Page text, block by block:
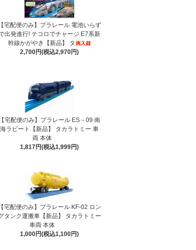
【宅配便のみ】プラレール 電池いらず
出発進行! テコロでチャージ E7系新
幹線かがやき【新品】 タ
2,700円(税込2,970円)
【宅配便のみ】プラレール ES－09 南
海ラピート【新品】 タカラトミー 車
両 本体
1,817円(税込1,999円)
【宅配便のみ】プラレール KF-02 ロン
タンク運搬車【新品】 タカラトミー
車両 本体
1,000円(税込1,100円)